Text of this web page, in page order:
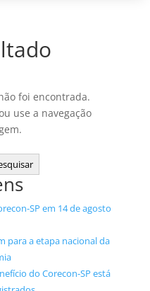
foi encontrada.
use a navegação
SP em 14 de agosto
para a etapa nacional da
do Corecon-SP está